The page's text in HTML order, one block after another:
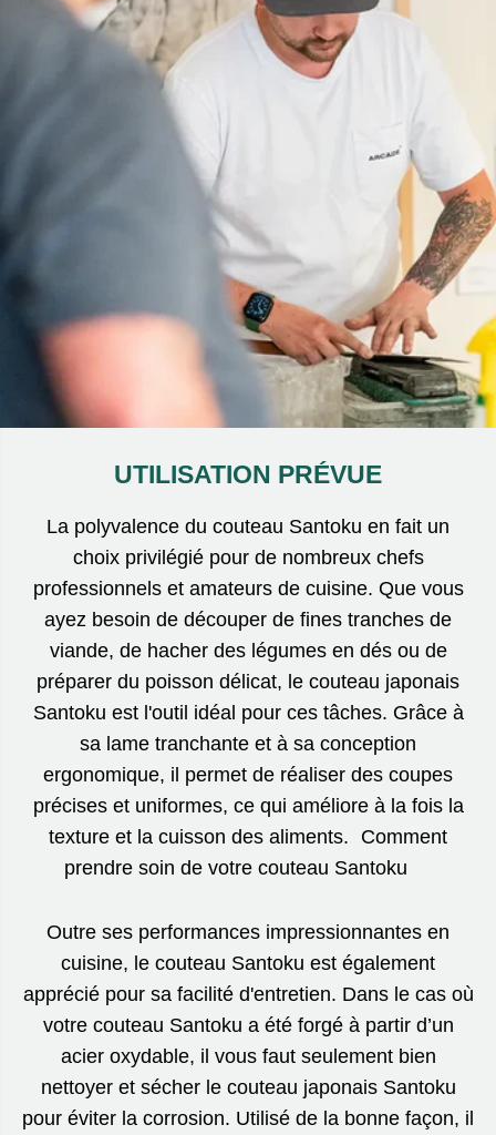
UTILISATION PRÉVUE
La polyvalence du couteau Santoku en fait un
choix privilégié pour de nombreux chefs
professionnels et amateurs de cuisine. Que vous
ayez besoin de découper de fines tranches de
viande, de hacher des légumes en dés ou de
préparer du poisson délicat, le couteau japonais
Santoku est l'outil idéal pour ces tâches. Grâce à
sa lame tranchante et à sa conception
ergonomique, il permet de réaliser des coupes
précises et uniformes, ce qui améliore à la fois la
texture et la cuisson des aliments. Comment
prendre soin de votre couteau Santoku
Outre ses performances impressionnantes en
cuisine, le couteau Santoku est également
apprécié pour sa facilité d'entretien. Dans le cas où
votre couteau Santoku a été forgé à partir d’un
acier oxydable, il vous faut seulement bien
nettoyer et sécher le couteau japonais Santoku
pour éviter la corrosion. Utilisé de la bonne façon, il